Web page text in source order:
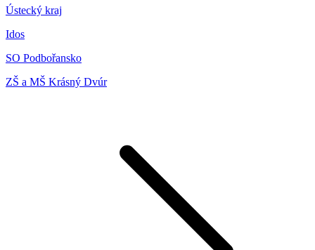
Ústecký kraj
Idos
SO Podbořansko
ZŠ a MŠ Krásný Dvúr